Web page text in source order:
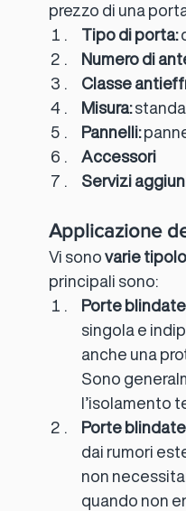
prezzo di una
Tipo di porta:
Numero di
Classe
Misura:
Pannelli:
Accessori
Servizi
Applicazione
Vi sono varie
principali sono:
Porte
singola e
anche una
Sono
l’isolamento
Porte
dai rumori
non
quando non